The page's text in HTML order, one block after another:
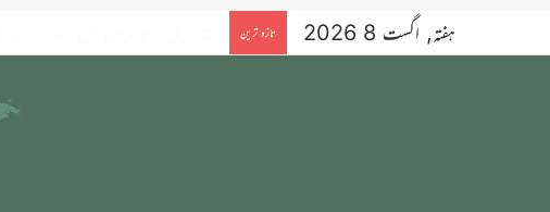
ہفتہ, اگست 8 2026 تازہ ترین